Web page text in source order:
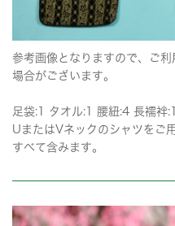
参考画像となりますので、ご
場合がございます。
足袋:1 タオル:1 腰紐:4 長襦
UまたはVネックのシャツをご
すべて含みます。